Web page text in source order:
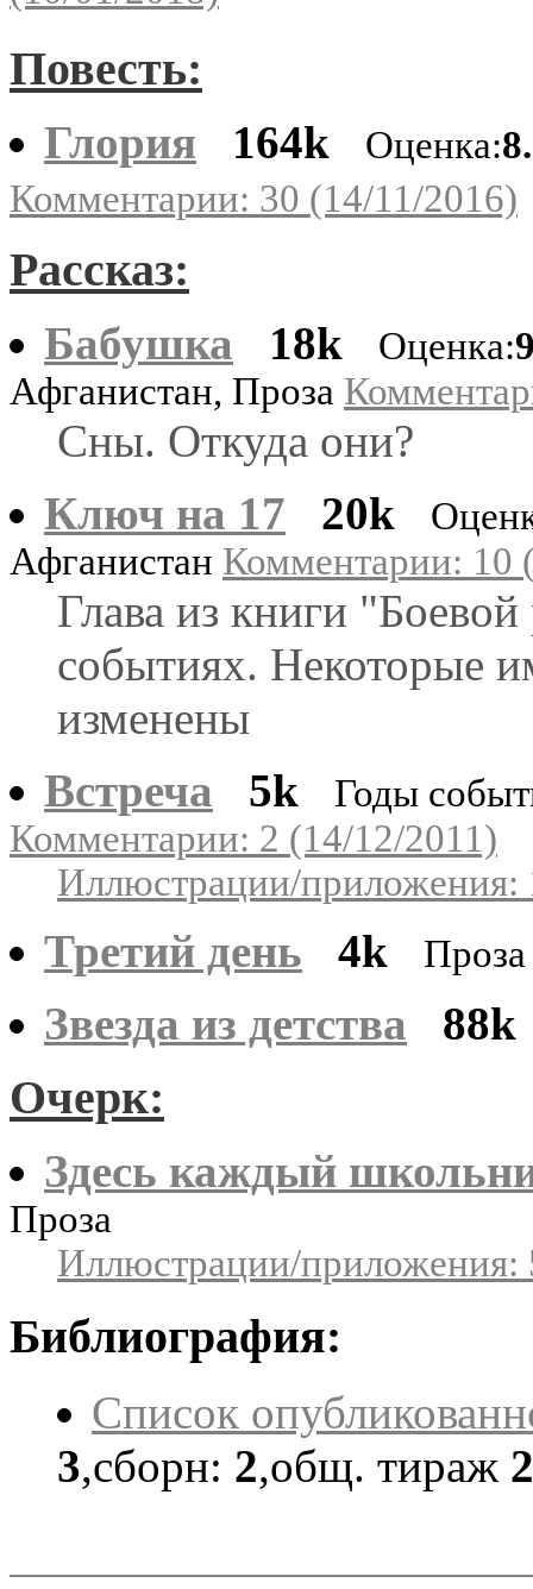
Повесть:
Глория 164k Оценка:
Комментарии: 30 (14/11/2016)
Рассказ:
Бабушка 18k Оценка:
Афганистан, Проза
Сны. Откуда они?
Ключ на 17
20k
Афганистан Комментарии: 10
Глава из книги
событиях. Некоторые
изменены
Встреча
5k
Годы
Комментарии: 2 (14/12/2011)
Иллюстрации/приложения:
Третий день 4k
Звезда из детства 88k
Очерк:
Здесь каждый
Проза
Иллюстрации/приложения:
Библиография:
Список
3,сборн: 2,общ. тираж